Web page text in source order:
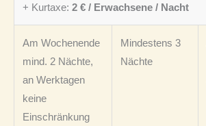
+ Kurtaxe: 2 € / Erwachsene / Nacht
Am Wochenende
mind. 2 Nächte,
an Werktagen
keine
Einschränkung
Mindestens 3
Nächte